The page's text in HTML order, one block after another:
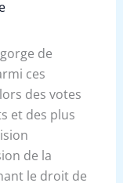
de
ces
des votes
et des plus
de la
le droit de